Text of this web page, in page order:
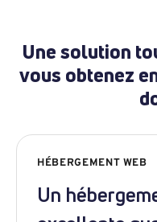
Une solution
vous obtenez
HÉBERGEMENT WEB
Un